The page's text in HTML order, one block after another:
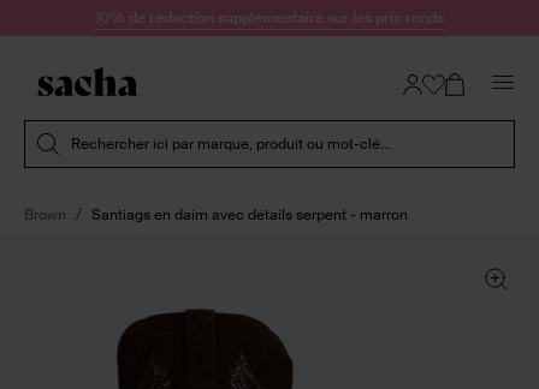
Passer au contenu10% de réduction supplémentaire sur les prix ronds
Rechercher ici par marque, produit ou mot-clé...
Brown Santiags en daim avec détails serpent - marron